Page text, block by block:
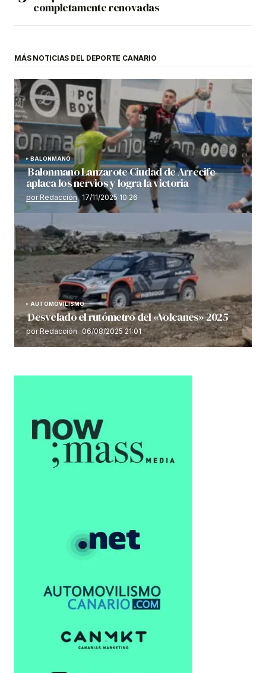
completamente renovadas
MÁS NOTICIAS DEL DEPORTE CANARIO
BALONMANO
Balonmano Lanzarote Ciudad de Arrecife
aplaca los nervios y logra la victoria
por Redacción 17/11/2025 10:26
AUTOMOVILISMO
Desvelado el rutómetro del «Volcanes» 2025
por Redacción 06/08/2025 21:01